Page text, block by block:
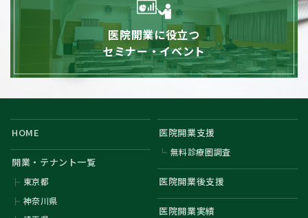
医院開業に役立つ
セミナー・イベント
HOME
開業・テナント一覧
東京都
神奈川県
医院開業支援
無料診療圏調査
医院開業後支援
医院開業実績